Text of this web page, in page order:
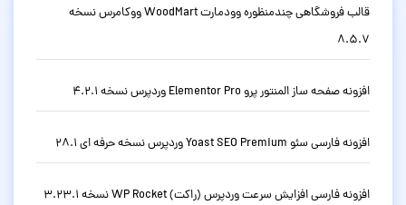
قالب فروشگاهی چندمنظوره وودمارت WoodMart ووکامرس نسخه
8.5.7
افزونه صفحه ساز المنتور پرو Elementor Pro وردپرس نسخه 4.2.1
افزونه فارسی سئو Yoast SEO Premium وردپرس نسخه حرفه ای 28.1
افزونه فارسی افزایش سرعت وردپرس (راکت) WP Rocket نسخه 3.23.1